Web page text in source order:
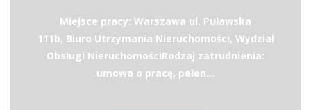
Miejsce pracy: Warszawa ul. Puławska
111b, Biuro Utrzymania Nieruchomości, Wydział
Obsługi Nieruchomości​Rodzaj zatrudnienia:
umowa o pracę, pełen...